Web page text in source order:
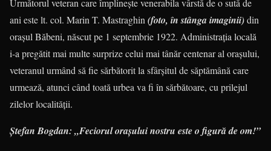
Următorul veteran care împlinește venerabila vârstă de o sută de
ani este lt. col. Marin T. Mastraghin (foto, în stânga imaginii)din
orașul Băbeni, născut pe 1 septembrie 1922. Administrația locală
i-a pregătit mai multe surprize celui mai tânăr centenar al orașului,
veteranul urmând să fie sărbătorit la sfârșitul de săptămână care
urmează, atunci când toată urbea va fi în sărbătoare, cu prilejul
zilelor localității.
Ștefan Bogdan: „Feciorul orașului nostru este o figură de om!”